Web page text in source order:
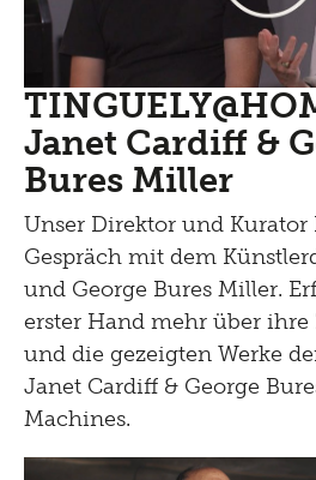
Janet Cardiff &
Bures Miller
Unser Direktor und Kurator
Gespräch mit dem
und George Bures Miller.
erster Hand mehr über
und die gezeigten Werke
Janet Cardiff & George
Machines.